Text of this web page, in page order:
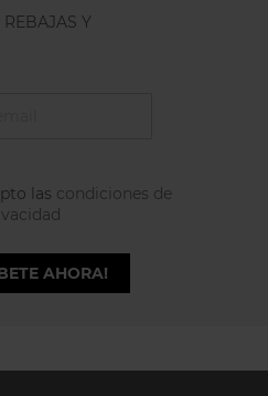
Y
las condiciones de
AHORA!